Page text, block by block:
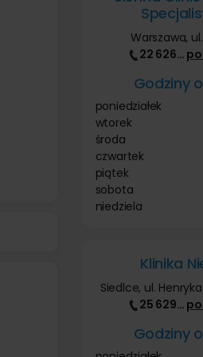
Warszawa,
22 626…
Godziny
poniedziałek
wtorek
środa
czwartek
piątek
sobota
niedziela
Klinika
Siedlce, ul.
25 629…
Godziny